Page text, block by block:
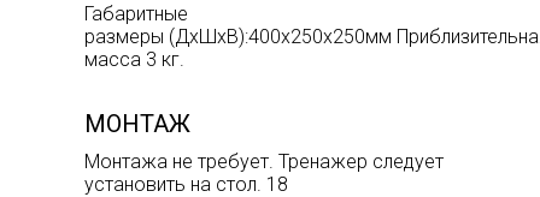
Габаритные
размеры (ДхШхВ):400х250х250мм
масса 3 кг.
МОНТАЖ
Монтажа не требует. Тренажер следует
установить на стол. 18